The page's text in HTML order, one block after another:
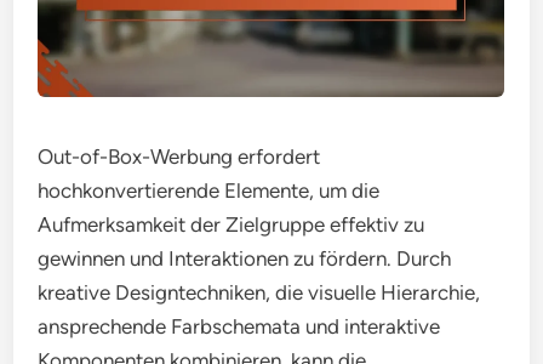
Out-of-Box-Werbung erfordert
hochkonvertierende Elemente, um die
Aufmerksamkeit der Zielgruppe effektiv zu
gewinnen und Interaktionen zu fördern. Durch
kreative Designtechniken, die visuelle Hierarchie,
ansprechende Farbschemata und interaktive